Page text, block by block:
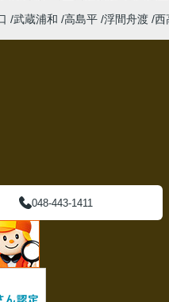
武蔵浦和 高島平 浮間舟渡 西
048-443-1411